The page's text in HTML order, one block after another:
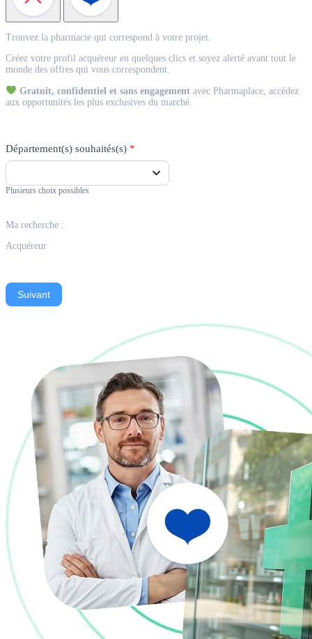
Acquéreur
Trouvez la pharmacie qui correspond à votre projet.
Créez votre profil acquéreur en quelques clics et soyez alerté avant tout le
monde des offres qui vous correspondent.
Gratuit, confidentiel et sans engagementavec Pharmaplace, accédez
aux opportunités les plus exclusives du marché.
Département(s) souhaités(s) *
Plusieurs choix possibles
Ma recherche :
Acquéreur
Suivant